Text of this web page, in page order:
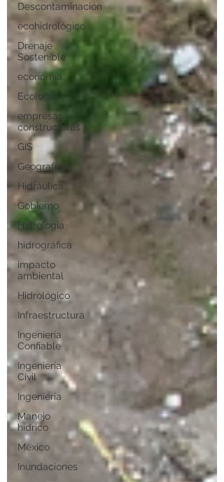
Descontaminación
ecohidrológico
Drenaje
Sostenible
economía
Ecología
empresas
constructoras
GIS
Geografía
Hidráulica
Gobierno
Hidrología
hidrográfica
impacto
ambiental
Hidrológico
Infraestructura
Ingeniería
Confiable
Ingeniería
Civil
Ingeniería
Manejo
hídrico
México
Inundaciones